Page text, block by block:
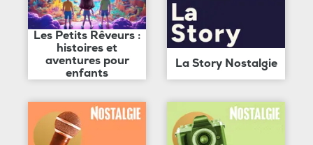
Les Petits Rêveurs :
histoires et
aventures pour
enfants
La Story Nostalgie